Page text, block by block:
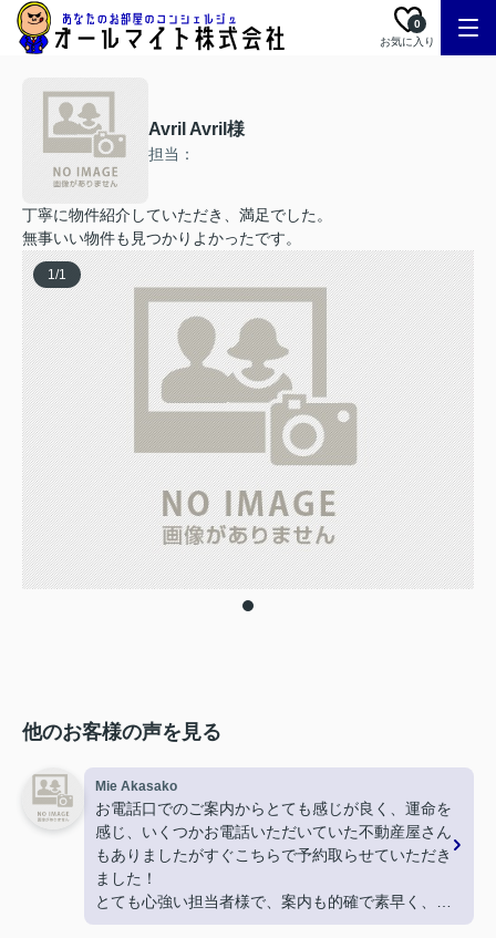
お気に入り
0
Avril Avril様
担当：
丁寧に物件紹介していただき、満足でした。
無事いい物件も見つかりよかったです。
1/1
他のお客様の声を見る
Mie Akasako
お電話口でのご案内からとても感じが良く、運命を
感じ、いくつかお電話いただいていた不動産屋さん
もありましたがすぐこちらで予約取らせていただき
ました！
とても心強い担当者様で、案内も的確で素早く、
物件決定後も採寸に行ってくださったり